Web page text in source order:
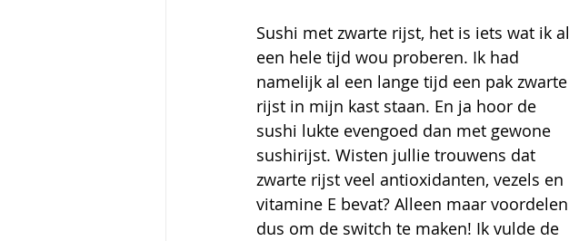
VoorgerechtenSushi met zwarte rijst, het is iets wat ik al
een hele tijd wou proberen. Ik had
namelijk al een lange tijd een pak zwarte
rijst in mijn kast staan. En ja hoor de
sushi lukte evengoed dan met gewone
sushirijst. Wisten jullie trouwens dat
zwarte rijst veel antioxidanten, vezels en
vitamine E bevat? Alleen maar voordelen
dus om de switch te maken! Ik vulde de